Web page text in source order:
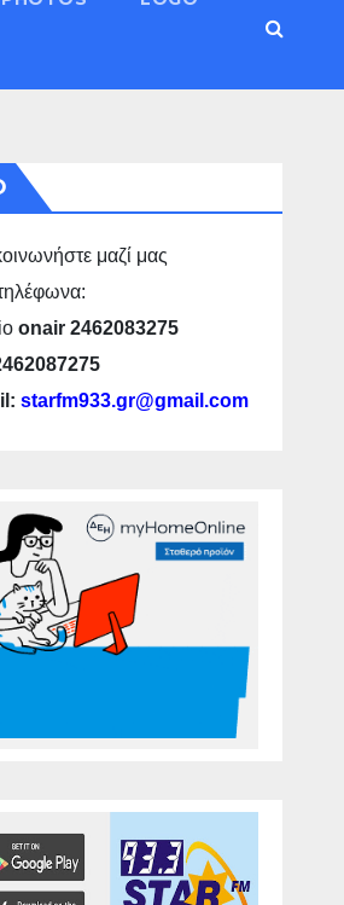
μαζί μας
onair 2462083275
starfm933.gr@gmail.com